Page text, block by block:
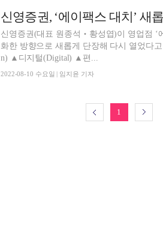
신영증권, ‘에이팩스 대치’ 새
신영증권(대표 원종석‧황성엽)이 영업점 ‘
화한 방향으로 새롭게 단장해 다시 열었다
n) ▲디지털(Digital) ▲편...
2022-08-10 수요일 | 임지윤 기자
1